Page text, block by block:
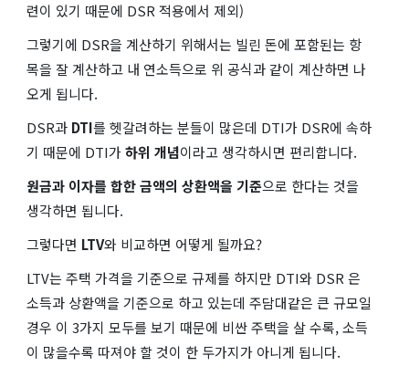
련이 있기 때문에 DSR 적용에서 제외)
그렇기에 DSR을 계산하기 위해서는 빌린 돈에 포함된는 항
목을 잘 계산하고 내 연소득으로 위 공식과 같이 계산하면 나
오게 됩니다.
DSR과 DTI를 헷갈려하는 분들이 많은데 DTI가 DSR에 속하
기 때문에 DTI가하위 개념이라고 생각하시면 편리합니다.
원금과 이자를 합한 금액의 상환액을 기준으로 한다는 것을
생각하면 됩니다.
그렇다면 LTV와 비교하면 어떻게 될까요?
LTV는 주택 가격을 기준으로 규제를 하지만 DTI와 DSR 은
소득과 상환액을 기준으로 하고 있는데 주담대같은 큰 규모일
경우 이 3가지 모두를 보기 때문에 비싼 주택을 살 수록, 소득
이 많을수록 따져야 할 것이 한 두가지가 아니게 됩니다.